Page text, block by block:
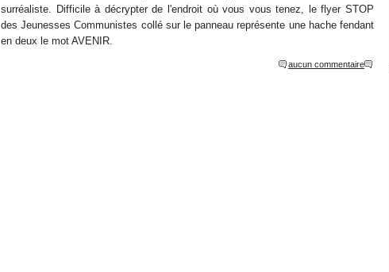
surréaliste. Difficile à décrypter de l'endroit où vous vous tenez, le flyer STOP
des Jeunesses Communistes collé sur le panneau représente une hache fendant
en deux le mot AVENIR.
aucun commentaire